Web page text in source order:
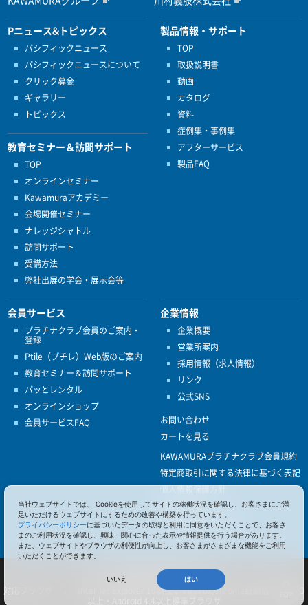
Pニュース&トピックス
パシフィックニュース
パシフィックニュースについて
クリック募金
ギャラリー
トピックス
教育セミナー＆訪問サポート
TOP
オンラインセミナー
Kawamuraアカデミー
会場開催セミナー
ナレッジシャトル
訪問サポート
受講方法
弊社出展の学会・展示会等
製品情報・サポート
TOP
取扱説明書
動画
カタログ
資料
症例集・事例集
アフターサービス
製品FAQ
会員サービス
プラチナクラブ会員のご案内・
登録
Ptile（プチレ）Web版のご案内
教育セミナー＆訪問サポート
パッとレンタル
オンラインショップ
会員サービスFAQ
企業情報
企業概要
営業所案内
採用情報（求人情報）
リンク
公式SNS
お問い合わせ
カートを見る
KAWAMURAプラチナクラブ会員規約
特定商取引に関する法律に基づく表記
個人情報保護方針
ISO9001
健康経営優良法人認定
© 2017 Pacific Supply Co.,Ltd.
コンテンツの無断使用・転載を禁じます。
対応ブラウザ ： Internet Explorer 10以上 、FireFox,Chrome最新版 、iOS 10
当社ウェブサイトでは、 Cookieを使用してサイトの稼働状況を確認し、お客さまにご満
足いただけるウェブサイトにするための改善や構築を行っています。
プライバシーポリシーに基づいたデータの取得と利用に同意をいただくことで、お客さ
まのご利用状況を確認し、興味・関心に合った表示や情報提供を行う場合があります。
また、ウェブサイトやブラウザの利便性が向上し、お客さまがさまざまな機能をご利用
いただくことができます。
いいえ はい